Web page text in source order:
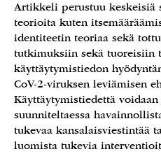
Artikkeli perustuu keskeisiä
teorioita kuten
identiteetin teoriaa sekä
tutkimuksiin sekä
käyttäytymistiedon
CoV-2-viruksen leviämisen
Käyttäytymistiedettä
suunniteltaessa
tukevaa kansalaisviestintää
luomista tukevia